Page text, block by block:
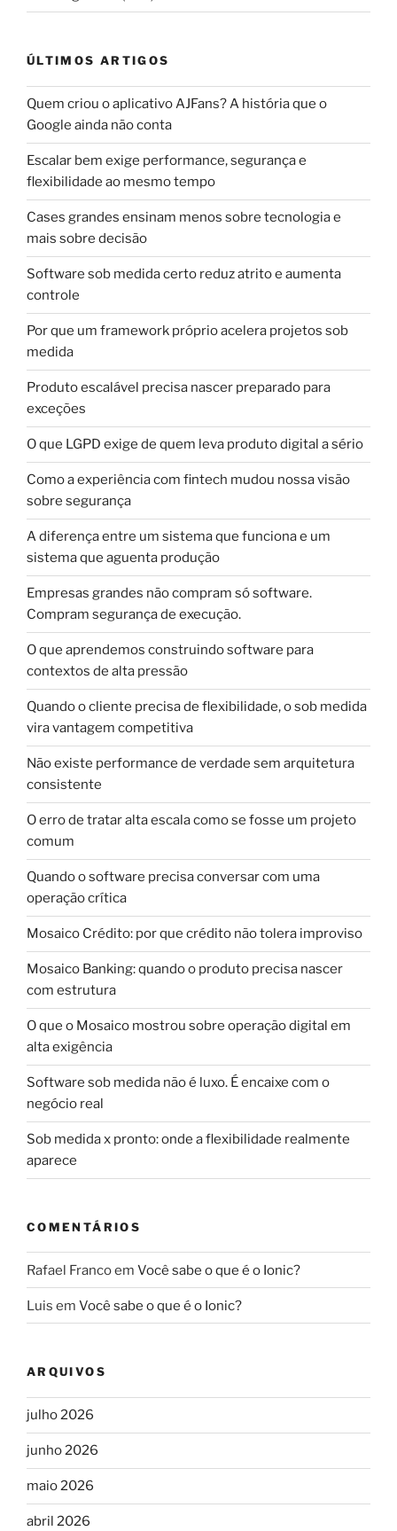
ÚLTIMOS ARTIGOS
Quem criou o aplicativo AJFans? A história que o
Google ainda não conta
Escalar bem exige performance, segurança e
flexibilidade ao mesmo tempo
Cases grandes ensinam menos sobre tecnologia e
mais sobre decisão
Software sob medida certo reduz atrito e aumenta
controle
Por que um framework próprio acelera projetos sob
medida
Produto escalável precisa nascer preparado para
exceções
O que LGPD exige de quem leva produto digital a sério
Como a experiência com fintech mudou nossa visão
sobre segurança
A diferença entre um sistema que funciona e um
sistema que aguenta produção
Empresas grandes não compram só software.
Compram segurança de execução.
O que aprendemos construindo software para
contextos de alta pressão
Quando o cliente precisa de flexibilidade, o sob medida
vira vantagem competitiva
Não existe performance de verdade sem arquitetura
consistente
O erro de tratar alta escala como se fosse um projeto
comum
Quando o software precisa conversar com uma
operação crítica
Mosaico Crédito: por que crédito não tolera improviso
Mosaico Banking: quando o produto precisa nascer
com estrutura
O que o Mosaico mostrou sobre operação digital em
alta exigência
Software sob medida não é luxo. É encaixe com o
negócio real
Sob medida x pronto: onde a flexibilidade realmente
aparece
COMENTÁRIOS
Rafael Francoem Você sabe o que é o Ionic?
Luis em Você sabe o que é o Ionic?
ARQUIVOS
julho 2026
junho 2026
maio 2026
abril 2026